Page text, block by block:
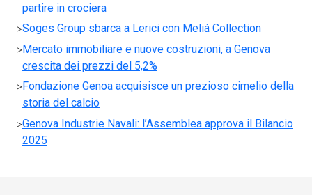
partire in crociera
Soges Group sbarca a Lerici con Meliá Collection
Mercato immobiliare e nuove costruzioni, a Genova
crescita dei prezzi del 5,2%
Fondazione Genoa acquisisce un prezioso cimelio della
storia del calcio
Genova Industrie Navali: l’Assemblea approva il Bilancio
2025